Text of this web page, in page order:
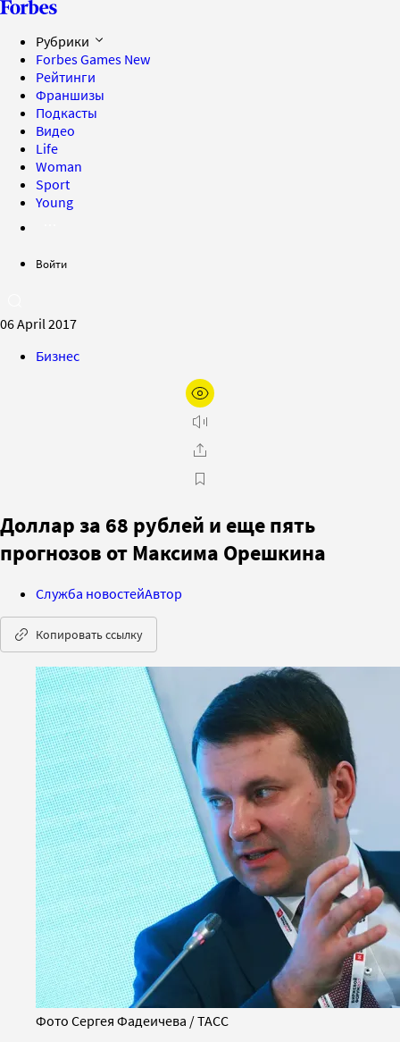
Рубрики
Forbes Games New
Рейтинги
Франшизы
Подкасты
Видео
Life
Woman
Sport
Young
Войти
06 April 2017
Бизнес
Доллар за 68 рублей и еще пять
прогнозов от Максима Орешкина
Служба новостейАвтор
Копировать ссылку
Фото Сергея Фадеичева / ТАСС